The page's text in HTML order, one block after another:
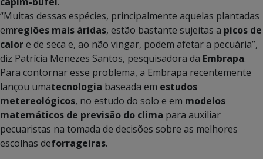
“Muitas dessas espécies, principalmente aquelas plantadas
emregiões mais áridas, estão bastante sujeitas a picos de
calore de seca e, ao não vingar, podem afetar a pecuária”,
diz Patrícia Menezes Santos, pesquisadora da Embrapa.
Para contornar esse problema, a Embrapa recentemente
lançou umatecnologia baseada em estudos
metereológicos, no estudo do solo e em modelos
matemáticos de previsão do clima para auxiliar
pecuaristas na tomada de decisões sobre as melhores
escolhas deforrageiras.